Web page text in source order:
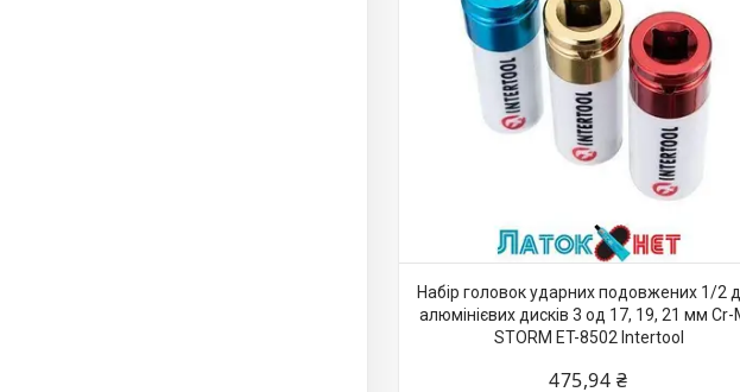
Набір головок ударних подовжених 1/2
алюмінієвих дисків 3 од 17, 19, 21 мм Cr-
STORM ET-8502 Intertool
475,94 ₴